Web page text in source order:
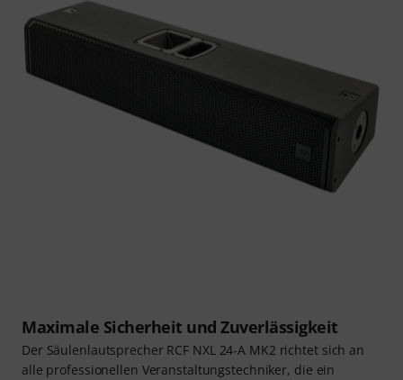
Maximale Sicherheit und Zuverlässigkeit
Der Säulenlautsprecher RCF NXL 24-A MK2 richtet sich an
alle professionellen Veranstaltungstechniker, die ein